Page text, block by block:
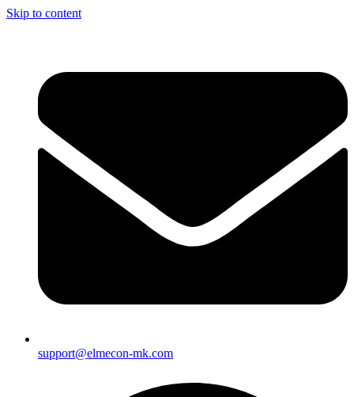
Skip to content
support@elmecon-mk.com